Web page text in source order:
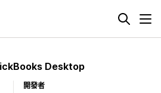
Desktop
開發者